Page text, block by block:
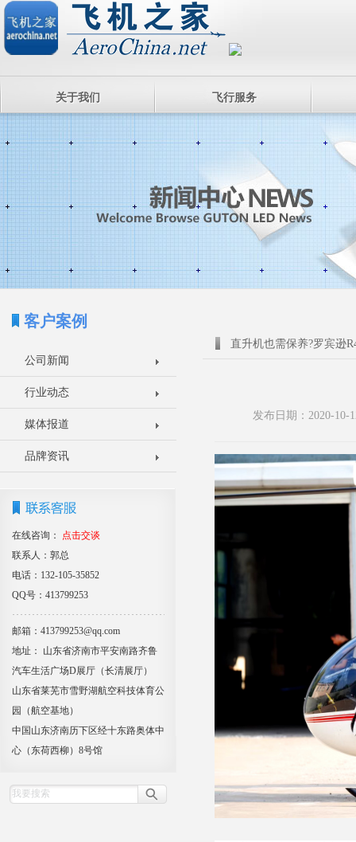
关于我们 飞行服务
客户案例
公司新闻
行业动态
媒体报道
品牌资讯
在线咨询：
点击交谈
联系人：郭总
电话：132-105-35852
QQ号：413799253
邮箱：413799253@qq.com
地址： 山东省济南市平安南路齐鲁
汽车生活广场D展厅（长清展厅）
山东省莱芜市雪野湖航空科技体育公
园（航空基地）
中国山东济南历下区经十东路奥体中
心（东荷西柳）8号馆
直升机也需保养?罗宾逊
发布日期：2020-